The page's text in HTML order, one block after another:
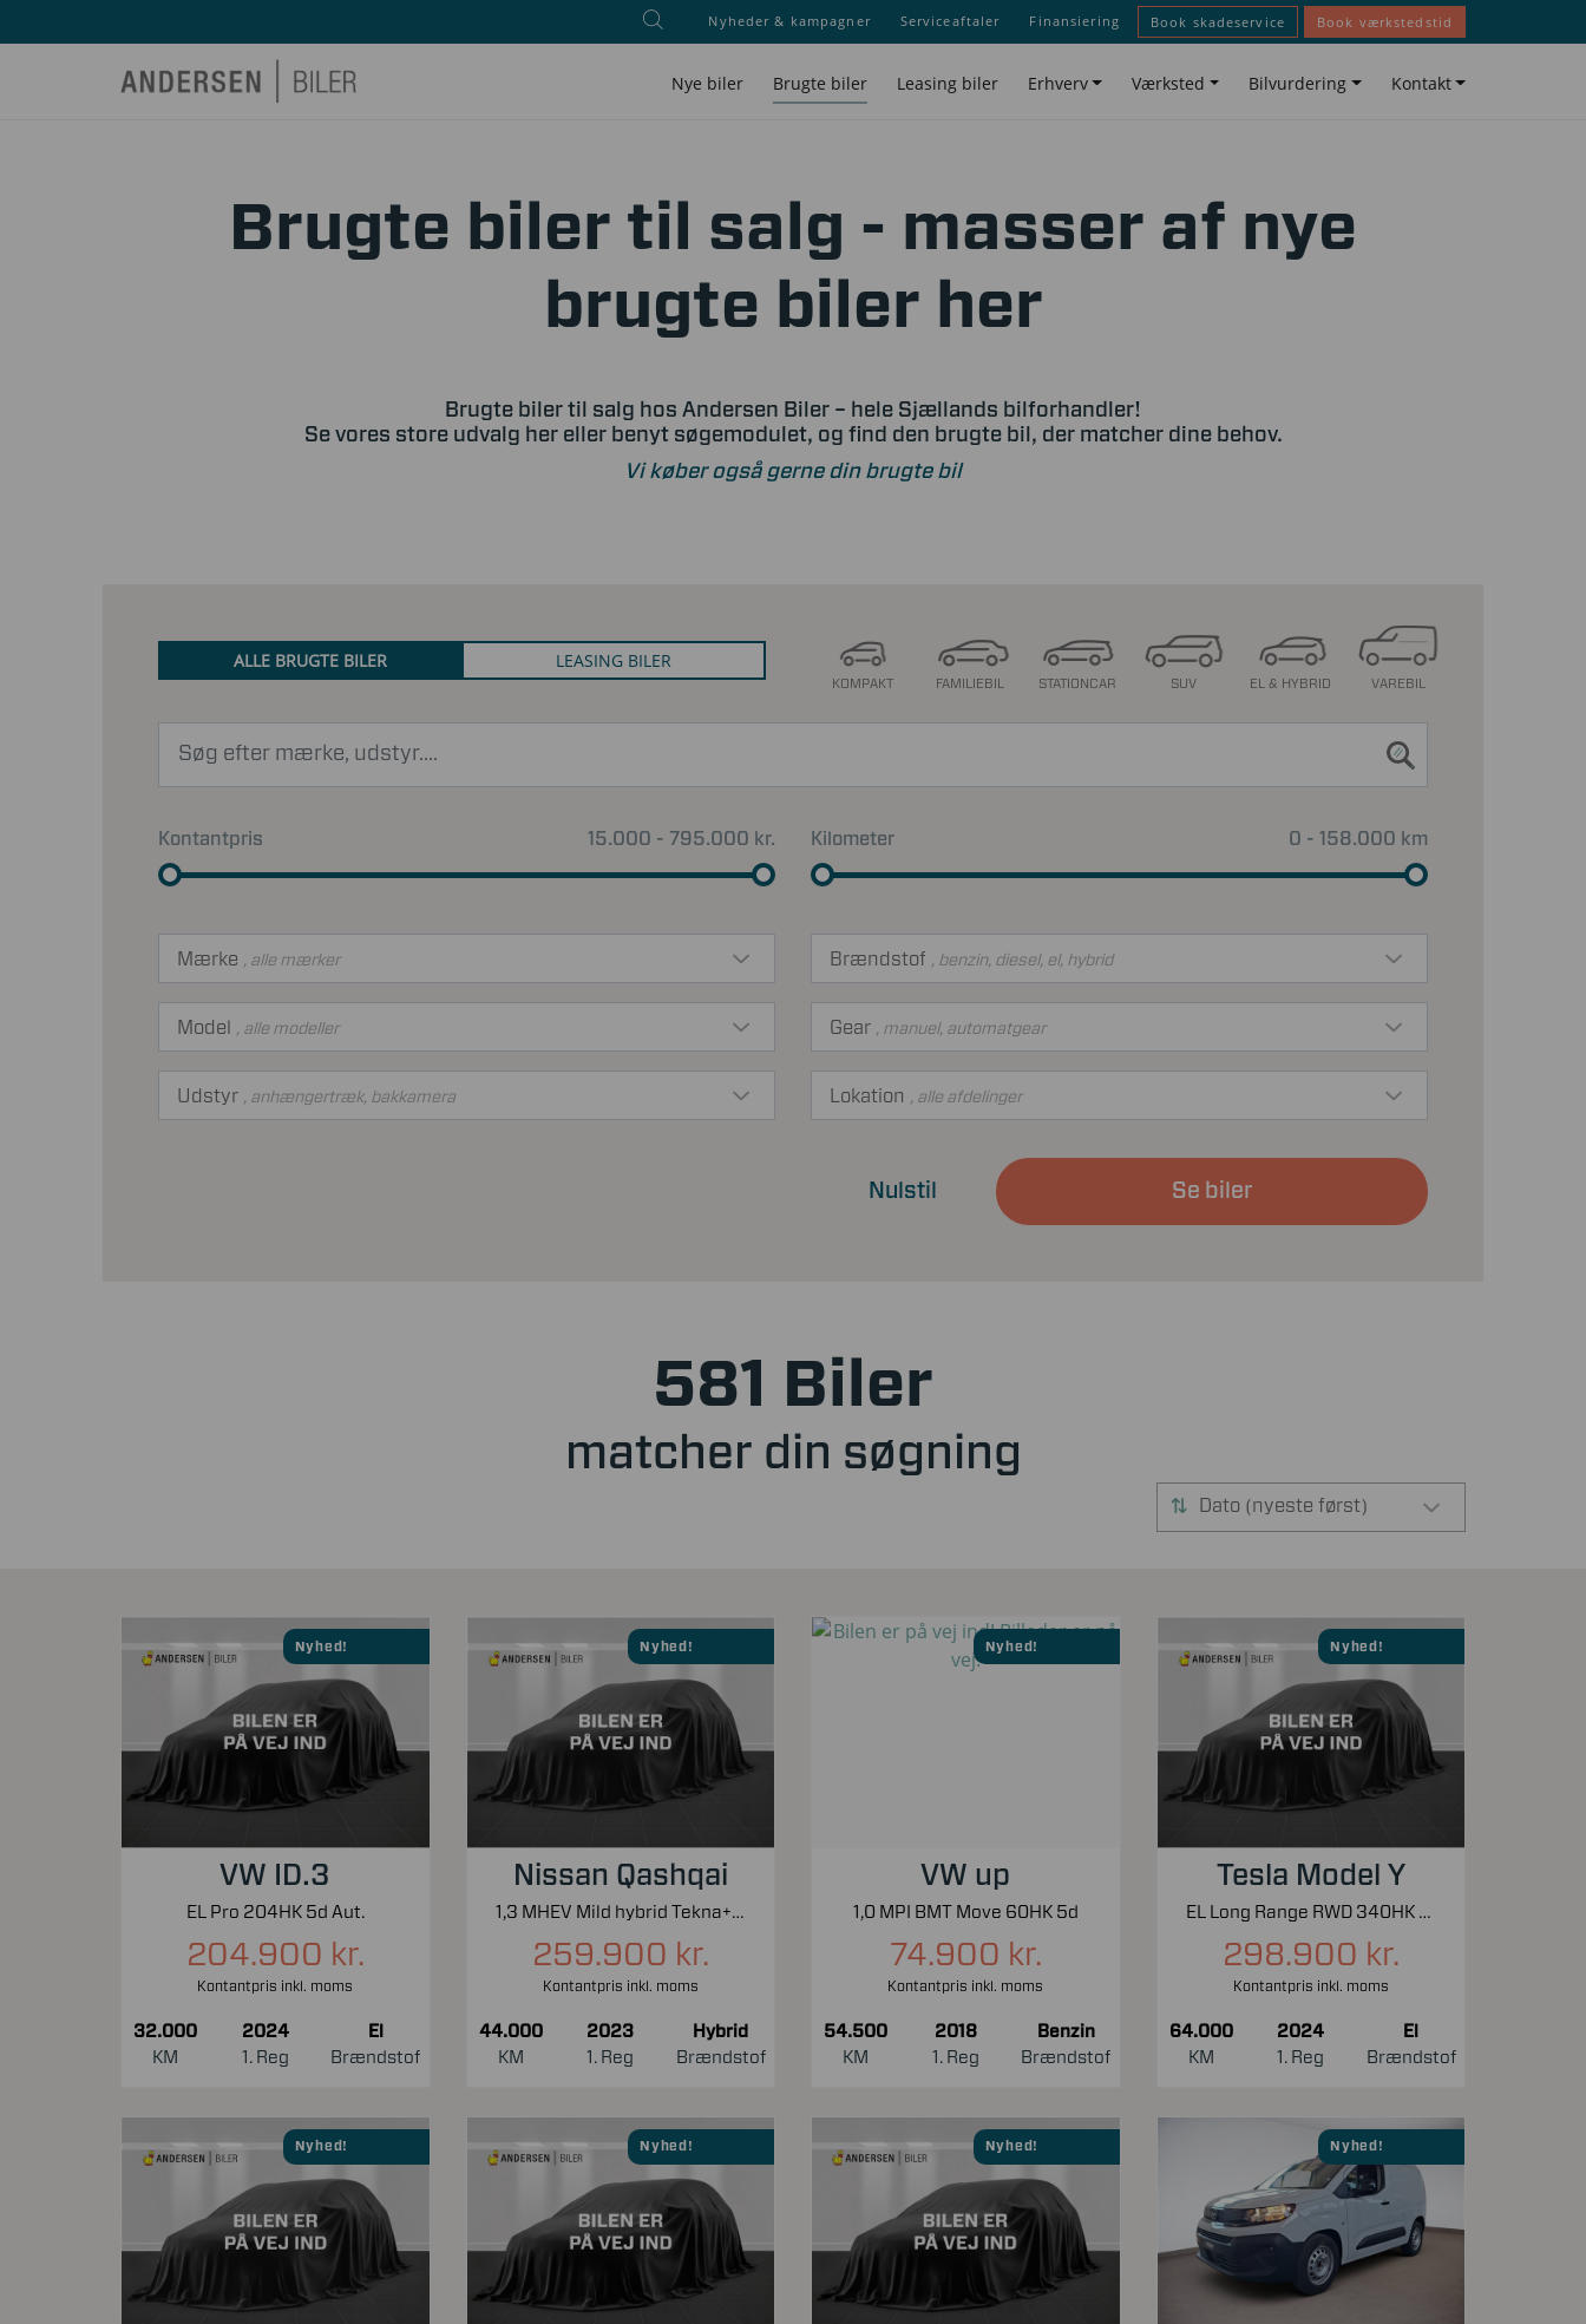
Nyheder & kampagner Serviceaftaler Finansiering Book skadeservice Book værkstedstid
Nye biler Brugte biler Leasing biler Erhverv Værksted Bilvurdering Kontakt
Brugte biler til salg - masser af nye
brugte biler her
Brugte biler til salg hos Andersen Biler – hele Sjællands bilforhandler!
Se vores store udvalg her eller benyt søgemodulet, og find den brugte bil, der matcher dine behov.
Vi køber også gerne din brugte bil
ALLE BRUGTE BILER LEASING BILER
KOMPAKT FAMILIEBIL STATIONCAR SUV EL & HYBRID VAREBIL
Kontantpris 15.000 - 795.000 kr. Kilometer 0 - 158.000 km
Mærke , alle mærker
Model , alle modeller
Brændstof , benzin, diesel, el, hybrid
Gear , manuel, automatgear
Udstyr , anhængertræk, bakkamera Lokation , alle afdelinger
Nulstil Se biler
581 Biler
matcher din søgning
Dato (nyeste først)
Nyhed!
VW ID.3
EL Pro 204HK 5d Aut.
204.900 kr.
Kontantpris inkl. moms
32.000
KM
2024
1. Reg
El
Brændstof
Nyhed!
Nissan Qashqai
1,3 MHEV Mild hybrid Tekna+ X-Tronic 158HK 5d 7g Aut.
259.900 kr.
Kontantpris inkl. moms
44.000
KM
2023
1. Reg
Hybrid
Brændstof
Nyhed!
VW up
1,0 MPI BMT Move 60HK 5d
74.900 kr.
Kontantpris inkl. moms
54.500
KM
2018
1. Reg
Benzin
Brændstof
Nyhed!
Tesla Model Y
EL Long Range RWD 340HK 5d Aut.
298.900 kr.
Kontantpris inkl. moms
64.000
KM
2024
1. Reg
El
Brændstof
Nyhed! Nyhed! Nyhed! Nyhed!